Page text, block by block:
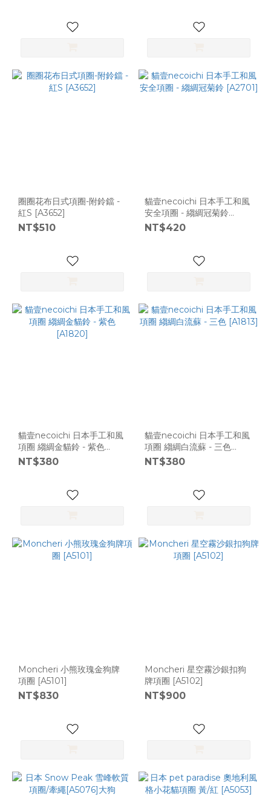
圈圈花布日式項圈-附鈴鐺 -
紅S [A3652]
NT$510
貓壹necoichi 日本手工和風
安全項圈 - 縐綢冠菊鈴
[A2701]
NT$420
貓壹necoichi 日本手工和風
項圈 縐綢金貓鈴 - 紫色
[A1820]
NT$380
貓壹necoichi 日本手工和風
項圈 縐綢白流蘇 - 三色
[A1813]
NT$380
Moncheri 小熊玫瑰金狗牌
項圈 [A5101]
NT$830
Moncheri 星空霧沙銀扣狗
牌項圈 [A5102]
NT$900